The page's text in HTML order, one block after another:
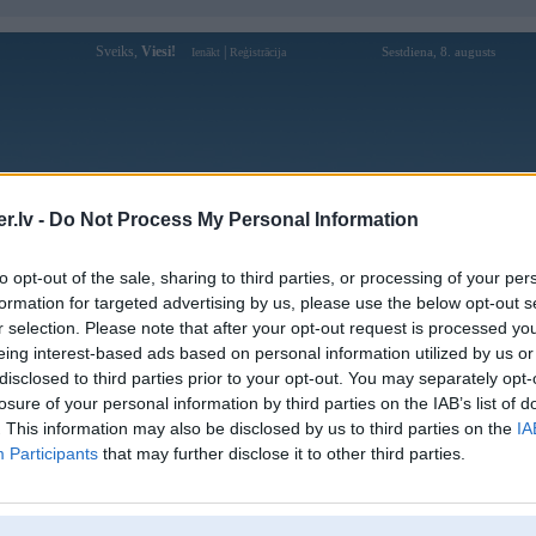
- Do Not Process My Personal Information
opt-out of the sale, sharing to third parties, or processing of your
for targeted advertising by us, please use the below opt-out
selection. Please note that after your opt-out request is processed
interest-based ads based on personal information utilized by us
to third parties prior to your opt-out. You may separately
of your personal information by third parties on the IAB’s list of
This information may also be disclosed by us to third parties on the
Participants that may further disclose it to other third parties.
Sveiks, Viesi! Ienākt Reģistrācija Sestdiena, 8. augusts
Forums Galerijas Reģistrācija Lietotāji
Lietotāja Atlets profils
Pēdējo reizi manīts: 05. Sep 2023, 17:39
Lietotājvārds:
Atlets
Pilsēta:
Rīga
Braucu ar:
Ziņojumi forumā:
106